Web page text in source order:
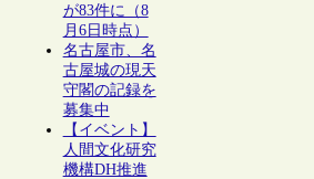
が83件に（8
月6日時点）
名古屋市、名
古屋城の現天
守閣の記録を
募集中
【イベント】
人間文化研究
機構DH推進